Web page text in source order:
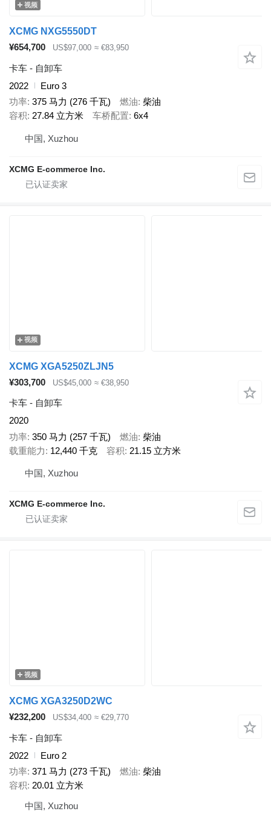
视频
XCMG NXG5550DT
¥654,700
US$97,000 ≈ €83,950
卡车 - 自卸车
2022
Euro 3
功率 375 马力 (276 千瓦) 燃油 柴油
容积 27.84 立方米 车桥配置 6x4
中国, Xuzhou
XCMG E-commerce Inc.
视频
XCMG XGA5250ZLJN5
¥303,700
US$45,000 ≈ €38,950
卡车 - 自卸车
2020
功率 350 马力 (257 千瓦) 燃油 柴油
载重能力
12,440 千克 容积 21.15 立方米
中国, Xuzhou
XCMG E-commerce Inc.
视频
XCMG XGA3250D2WC
¥232,200
US$34,400 ≈ €29,770
卡车 - 自卸车
2022
Euro 2
功率 371 马力 (273 千瓦) 燃油 柴油
容积 20.01 立方米
中国, Xuzhou